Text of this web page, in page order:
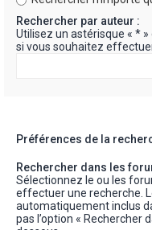
Rechercher par auteur :
Utilisez un astérisque « *
si vous souhaitez
Préférences de la
Rechercher dans les
Sélectionnez le ou les
effectuer une recherche.
automatiquement inclus
pas l’option « Rechercher